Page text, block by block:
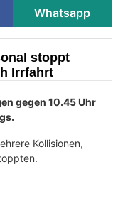
Whatsapp
stoppt
Irrfahrt